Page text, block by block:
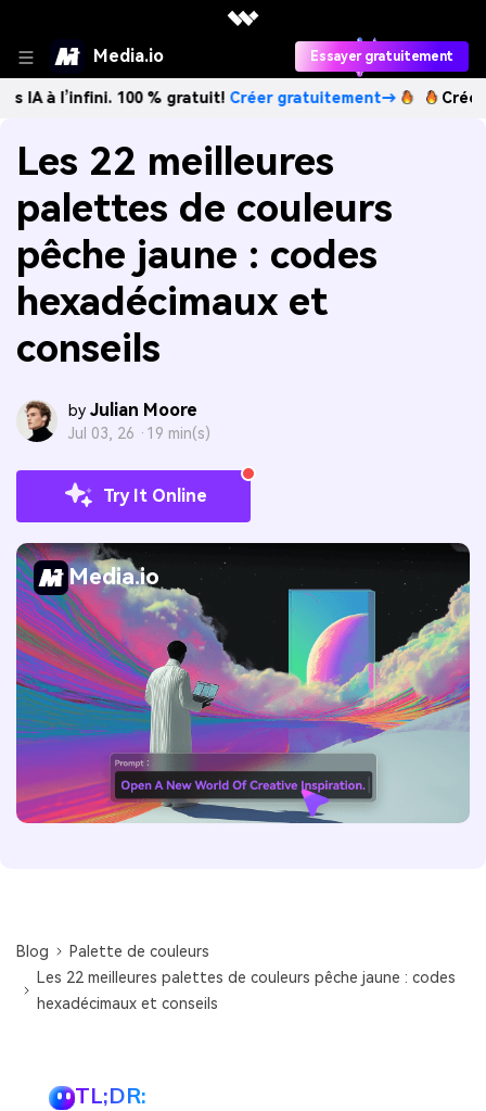
Media.io Essayer gratuitement
100 % gratuit!Créer gratuitement→ Créez des
Les 22 meilleures
palettes de couleurs
pêche jaune : codes
hexadécimaux et
conseils
by Julian Moore
Jul 03, 26 · 19 min(s)
Try It Online
Media.io
Blog
Palette de couleurs
Les 22 meilleures palettes de couleurs pêche jaune : codes
hexadécimaux et conseils
TL;DR: